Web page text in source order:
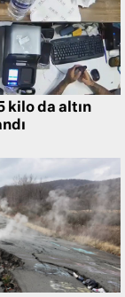
kilo da altın